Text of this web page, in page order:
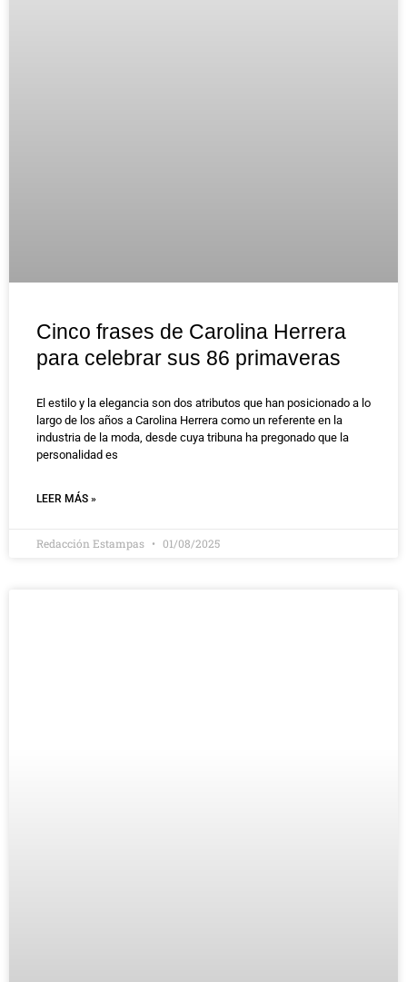
Cinco frases de Carolina Herrera
para celebrar sus 86 primaveras
El estilo y la elegancia son dos atributos que han posicionado a lo
largo de los años a Carolina Herrera como un referente en la
industria de la moda, desde cuya tribuna ha pregonado que la
personalidad es
LEER MÁS »
Redacción Estampas 01/08/2025